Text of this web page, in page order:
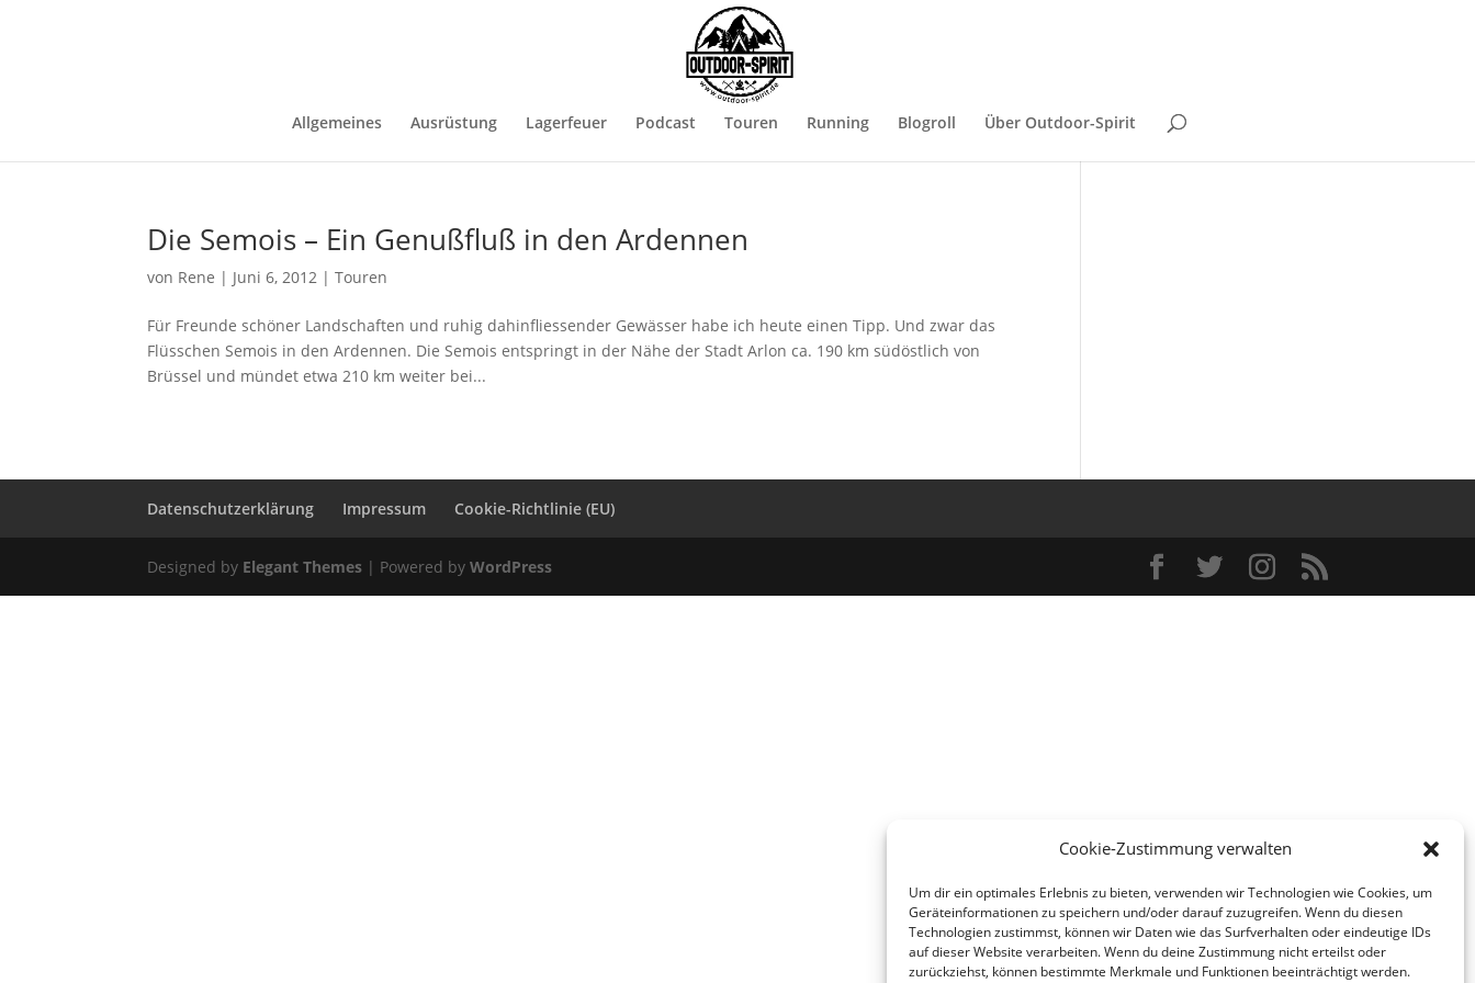
Cookie-Zustimmung verwalten
Um dir ein optimales Erlebnis zu bieten, verwenden wir Technologien wie Cookies, um
Geräteinformationen zu speichern und/oder darauf zuzugreifen. Wenn du diesen
Technologien zustimmst, können wir Daten wie das Surfverhalten oder eindeutige IDs
auf dieser Website verarbeiten. Wenn du deine Zustimmung nicht erteilst oder
zurückziehst, können bestimmte Merkmale und Funktionen beeinträchtigt werden.
Allgemeines Ausrüstung Lagerfeuer Podcast Touren Running Blogroll Über Outdoor-Spirit
Die Semois – Ein Genußfluß in den Ardennen
von Rene | Juni 6, 2012 |Touren
Für Freunde schöner Landschaften und ruhig dahinfliessender Gewässer habe ich heute einen Tipp. Und zwar das
Flüsschen Semois in den Ardennen. Die Semois entspringt in der Nähe der Stadt Arlon ca. 190 km südöstlich von
Brüssel und mündet etwa 210 km weiter bei...
Datenschutzerklärung Impressum Cookie-Richtlinie (EU)
Designed by Elegant Themes | Powered byWordPress